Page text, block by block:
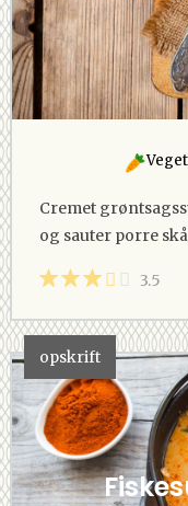
Cremet
og sauter porre
3.5
opskrift